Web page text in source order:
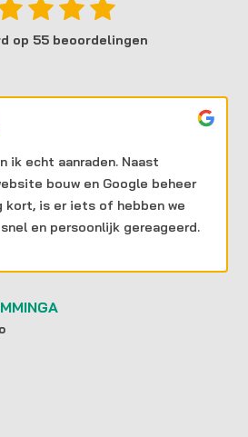
op 55 beoordelingen
ik echt aanraden. Naast
bouw en Google beheer
kort, is er iets of hebben we
en persoonlijk gereageerd.